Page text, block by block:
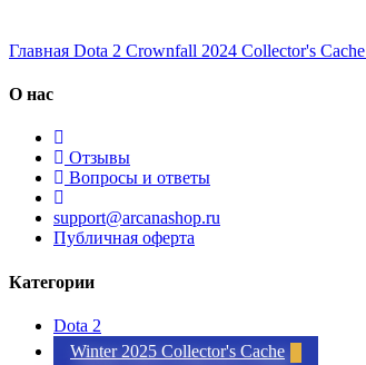
Главная Dota 2 Crownfall 2024 Collector's Cache
О нас
Отзывы
Вопросы и ответы
support@arcanashop.ru
Публичная оферта
Категории
Dota 2
Winter 2025 Collector's Cache